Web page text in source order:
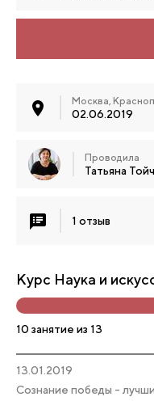
Москва,
02.06.2019
Проводила
Татьяна Тойч
1 отзыв
Курс Наука и
10 занятие из 13
13.01.2019
Сознание победы -